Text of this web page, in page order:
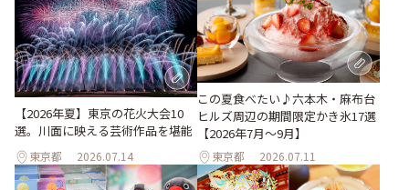
【2026年夏】東京の花火大会10
選。川面に映える芸術作品を堪能
東京都 2026.07.14
この夏食べたい♪六本木・麻布台
ヒルズ周辺の期間限定かき氷17選
【2026年7月～9月】
東京都 2026.07.11